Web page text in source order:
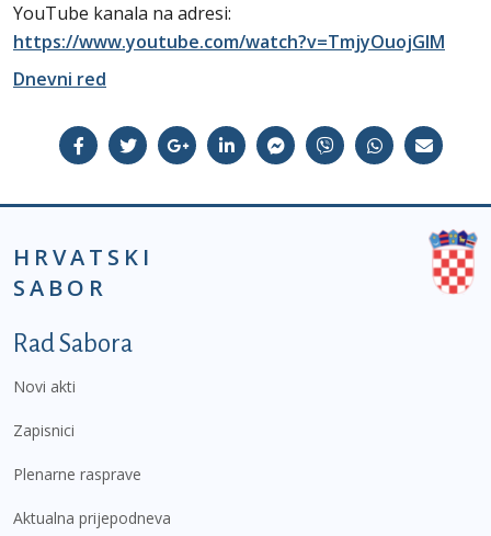
YouTube kanala na adresi:
https://www.youtube.com/watch?v=TmjyOuojGIM
Dnevni red
HRVATSKI
SABOR
Podnožje prvi izbornik
Rad Sabora
Novi akti
Zapisnici
Plenarne rasprave
Aktualna prijepodneva